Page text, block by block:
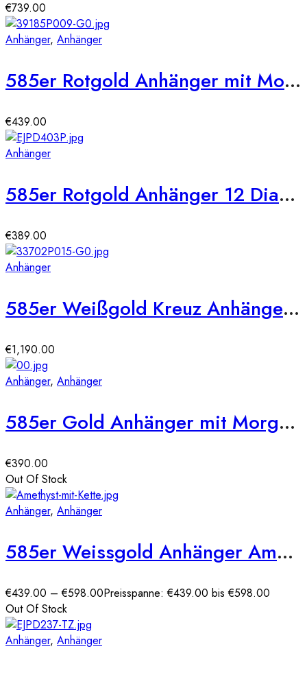
€739.00
Anhänger, Anhänger
585er Rotgold Anhänger mit Morganit Octagon 1,19ct. und Brillanten 0,03ct.
€439.00
Anhänger
585er Rotgold Anhänger 12 Diamanten ca. 0,12 ct. Brillanten
€389.00
Anhänger
585er Weißgold Kreuz Anhänger mit 58 x Brill. ca. 0,38ct.
€1,190.00
Anhänger, Anhänger
585er Gold Anhänger mit Morganit 0,31ct. und 18 x Brill. 0,07ct.
€390.00
Out Of Stock
Anhänger, Anhänger
585er Weissgold Anhänger Amethyst tropfenform Cushion 4,48ct./ Diam. 0,03ct.
€439.00 –€598.00Preisspanne: €439.00 bis €598.00
Out Of Stock
Anhänger, Anhänger